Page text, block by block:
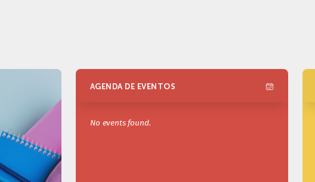
AGENDA DE EVENTOS
No events found.